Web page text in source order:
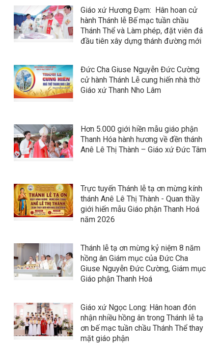
Giáo xứ Hương Đạm: Hân hoan cử
hành Thánh lễ Bế mạc tuần chầu
Thánh Thể và Làm phép, đặt viên đá
đầu tiên xây dựng thánh đường mới
Đức Cha Giuse Nguyễn Đức Cường
cử hành Thánh Lễ cung hiến nhà thờ
Giáo xứ Thanh Nho Lâm
Hơn 5.000 giới hiền mẫu giáo phận
Thanh Hóa hành hương về đền thánh
Anê Lê Thị Thành – Giáo xứ Đức Tâm
Trực tuyến Thánh lễ tạ ơn mừng kính
thánh Anê Lê Thị Thành - Quan thầy
giới hiến mẫu Giáo phận Thanh Hoá
năm 2026
Thánh lễ tạ ơn mừng kỷ niệm 8 năm
hồng ân Giám mục của Đức Cha
Giuse Nguyễn Đức Cường, Giám mục
Giáo phận Thanh Hoá
Giáo xứ Ngọc Long: Hân hoan đón
nhận nhiều hồng ân trong Thánh lễ tạ
ơn bế mạc tuần chầu Thánh Thể thay
mặt giáo phận